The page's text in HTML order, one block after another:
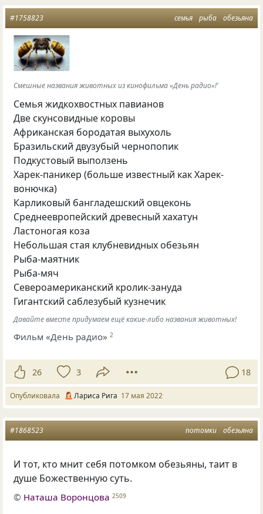
семья рыба обезьяна
#1758823
Смешные названия животных из кинофильма «День радио»!’
Семья жидкохвостных павианов
Две скунсовидные коровы
Африканская бородатая выхухоль
Бразильский двузубый чернопопик
Подкустовый выползень
Харек-паникер (больше известный как Харек-
вонючка)
Карликовый бангладешский овцеконь
Среднеевропейский древесный хахатун
Ластоногая коза
Небольшая стая клубневидных обезьян
Рыба-маятник
Рыба-мяч
Североамериканский кролик-зануда
Гигантский саблезубый кузнечик
Давайте вместе придумаем ещё какие-либо названия животных!
Фильм «День радио» 2
26 3 18
Опубликовала Лариса Рига 17 мая 2022
потомки обезьяна
#1868523
И тот, кто мнит себя потомком обезьяны, таит в
душе Божественную суть.
© Наташа Воронцова 2509